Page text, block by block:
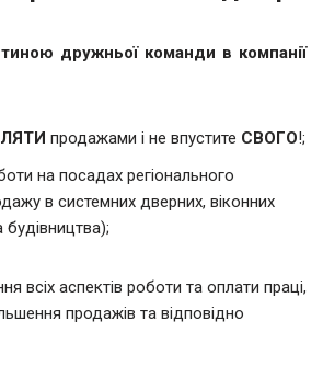
дружньої команди в компанії
продажами і не впустите СВОГО!;
на посадах регіонального
в системних дверних, віконних
всіх аспектів роботи та оплати праці,
продажів та відповідно